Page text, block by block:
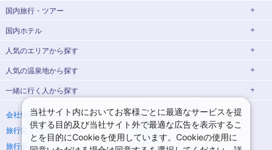
出張パック
東京ディズニーリゾート®への旅
ユニバーサル・スタジオ・ジャパン(USJ)
夏休み・お盆休み旅行 シルバーウィーク旅行
冬休み旅行 紅葉旅行
クリスマスの旅行 年末年始・お正月の旅行
国内旅行・ツアー
北海道旅行・ツアー
東北旅行・ツアー
青森旅行・ツアー
宮城旅行・ツアー
山形旅行・ツアー 福島旅行・ツアー
関東旅行・ツアー
国内ホテル
北海道ホテル・旅館
青森ホテル・旅館 岩手ホテル・旅館
宮城ホテル・旅館 秋田ホテル・旅館
人気のエリアから探す
函館旅行
仙台旅行
人気の温泉地から探す
北海道
湯の川温泉(北海道) 定山渓温泉(北海道)
十勝川温泉(北海道) 阿寒湖温泉(北海道)
一緒に行く人から探す
一人旅 国内版 家族・子連れ旅行 国内版
カップル・夫婦旅行 国内版 女子旅 国内版
会社情報
プライバシーポリシー
旅行業登録票・約款
規約集
旅行条件書
商標について
当社サイト内においてお客様ごとに最適なサービスを提
供する目的及び当社サイト外で最適な広告を表示するこ
とを目的にCookieを使用しています。Cookieの使用に